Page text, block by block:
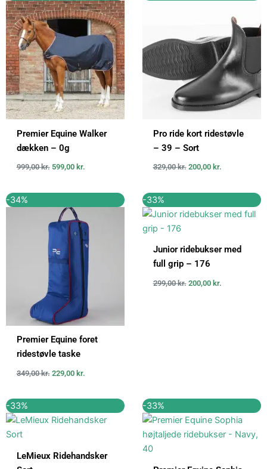
Premier Equine Walker
dækken – 0g
999,00kr.
pris
var:
999,00 kr..
599,00 kr.
pris
er:
599,00 kr..
Pro ride kort ridestøvle
– 39 – Sort
329,00kr. 200,00 kr.
200,00 kr..
-34%
Premier Equine foret
ridestøvle taske
349,00kr.
oprindelige
pris
var:
349,00 kr..
229,00 kr.
aktuelle
er:
229,00 kr..
-33%
Junior ridebukser med
full grip – 176
299,00kr.
oprindelige
pris
200,00 kr.
aktuelle
pris
-33%
LeMieux Ridehandsker
oprindelige
pris
aktuelle
pris
-33%
oprindelige
pris
var:
aktuelle
pris
er: